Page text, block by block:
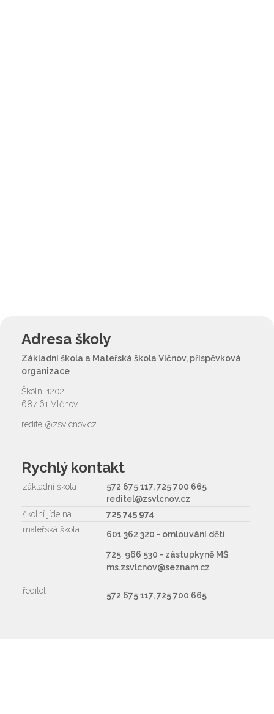
Adresa školy
Základní škola a Mateřská škola Vlčnov, příspěvková
organizace
Školní 1202
687 61 Vlčnov
reditel@zsvlcnov.cz
Rychlý kontakt
základní škola
572 675 117, 725 700 665
reditel@zsvlcnov.cz
školní jídelna
725 745 974
mateřská škola
601 362 320 - omlouvání dětí
725 966 530 - zástupkyně MŠ
ms.zsvlcnov@seznam.cz
ředitel 572 675 117, 725 700 665